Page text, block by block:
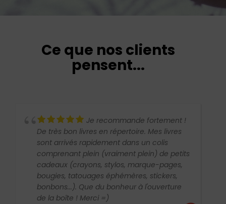
Ce que nos clients
pensent...
Je recommande fortement !
De très bon livres en répertoire. Mes livres
sont arrivés rapidement dans un colis
comprenant plein (vraiment plein) de petits
cadeaux (crayons, stylos, marque-pages,
bougies, tatouages éphémères, stickers,
bonbons...). Que du bonheur à l'ouverture
de la boîte ! Merci =)